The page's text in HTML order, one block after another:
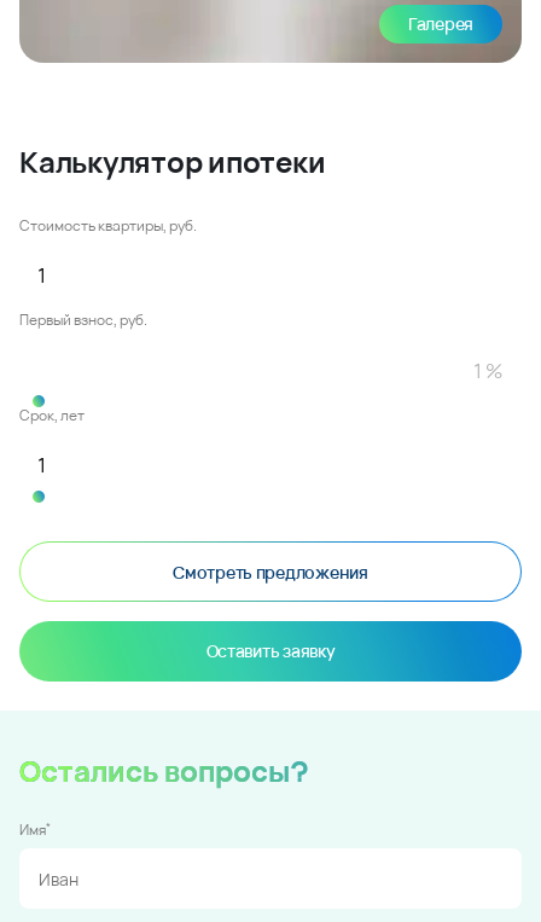
Галерея
Калькулятор ипотеки
Стоимость квартиры, руб.
Первый взнос, руб.
Срок, лет
Смотреть предложения
Оставить заявку
Остались вопросы?
Имя*